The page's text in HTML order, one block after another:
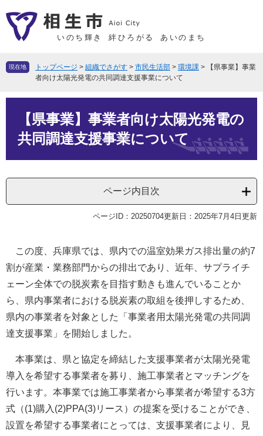
ー
先
ニ
を
へ
いのち輝き 絆ひろがる あいのまち
現在地 トップページ > 組織でさがす > 市民生活部 > 環境課 >
【県事業】事業
者向け太陽光発電の共同調達支援事業について
【県事業】事業者向け太陽光発電の
共同調達支援事業について
ページ内目次
ページID：20250704更新日：2025年7月4日更新
この度、兵庫県では、県内での温室効果ガス排出量の約7
割が産業・業務部門からの排出であり、近年、サプライチ
ェーン全体での脱炭素を目指す動きも進んでいることか
ら、県内事業者における脱炭素の取組を後押しするため、
県内の事業者を対象とした「事業者用太陽光発電の共同調
達支援事業」を開始しました。
本事業は、県と協定を締結した支援事業者が太陽光発電
導入を希望する事業者を募り、施工事業者とマッチングを
行います。本事業では施工事業者から事業者が希望する3方
式（(1)購入(2)PPA(3)リース）の提案を受けることができ、
設置を希望する事業者にとっては、支援事業者により、見